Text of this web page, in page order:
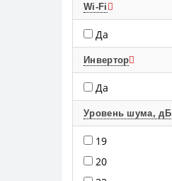
Wi-Fi
Да
Инвертор
Да
Уровень шума, дБ
19
20